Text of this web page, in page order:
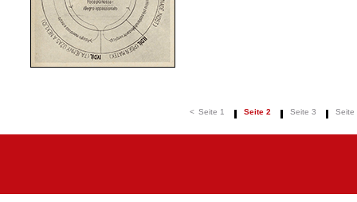
< Seite 1 Seite 2 Seite 3 Seite